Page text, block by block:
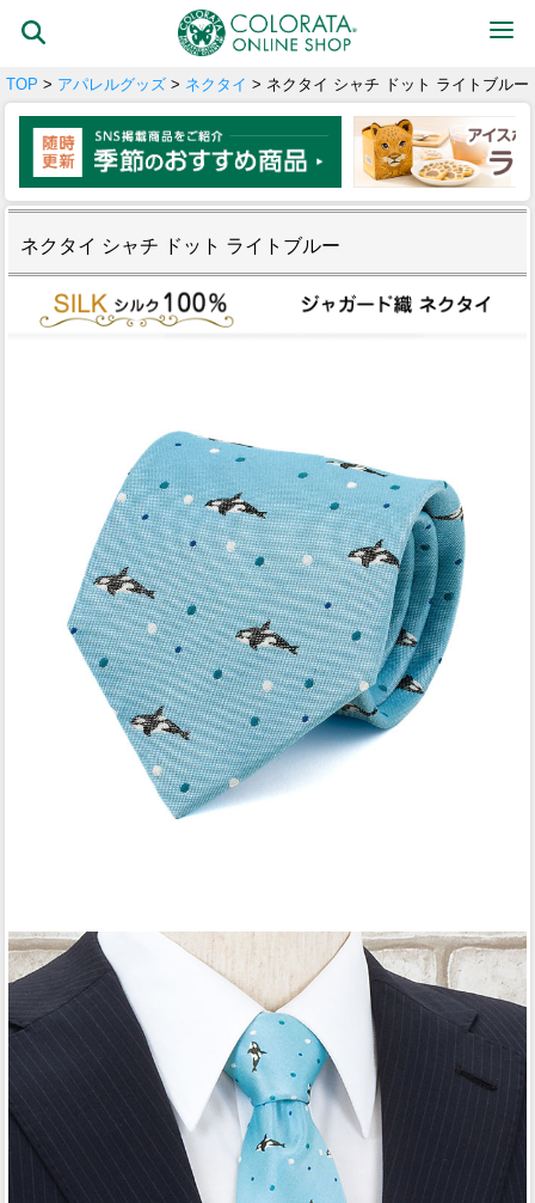
TOP > アパレルグッズ > ネクタイ > ネクタイ シャチ ドット ライトブルー
ネクタイ シャチ ドット ライトブルー